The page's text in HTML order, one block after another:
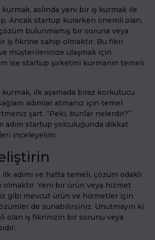
aslında yeni bir iş kurmak ile
Ancak startup kurarken önemli olan,
bulunmamış bir soruna veya
iş fikrine sahip olmaktır. Bu fikri
müşterilerinize ulaşmak için
ise startup şirketini kurmanın temeli
ilk aşamada biraz korkutucu
adımlar atmanız için temel
şart. “Peki, bunlar nelerdir?”
adım startup yolculuğunda dikkat
inceleyelim:
adımı ve hatta temeli, çözüm odaklı
Yeni bir ürün veya hizmet
gibi mevcut ürün ve hizmetler için
de sunabilirsiniz. Unutmayın ki
olan iş fikrinizin bir sorunu veya